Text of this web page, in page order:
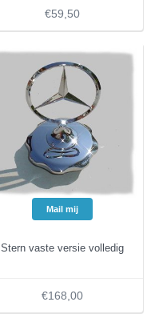
€59,50
Mail mij
Stern vaste versie volledig
€168,00